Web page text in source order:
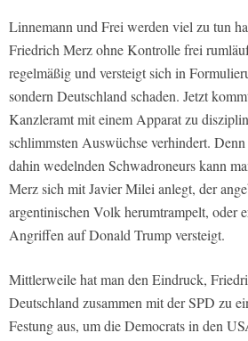
Linnemann und Frei werden viel zu tun
Friedrich Merz ohne Kontrolle frei
regelmäßig und versteigt sich in
sondern Deutschland schaden. Jetzt
Kanzleramt mit einem Apparat zu
schlimmsten Auswüchse verhindert.
dahin wedelnden Schwadroneurs kann
Merz sich mit Javier Milei anlegt, der
argentinischen Volk herumtrampelt, oder
Angriffen auf Donald Trump versteigt.
Mittlerweile hat man den Eindruck,
Deutschland zusammen mit der SPD zu
Festung aus, um die Democrats in den